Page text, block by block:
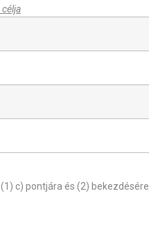
célja
c) pontjára és (2)